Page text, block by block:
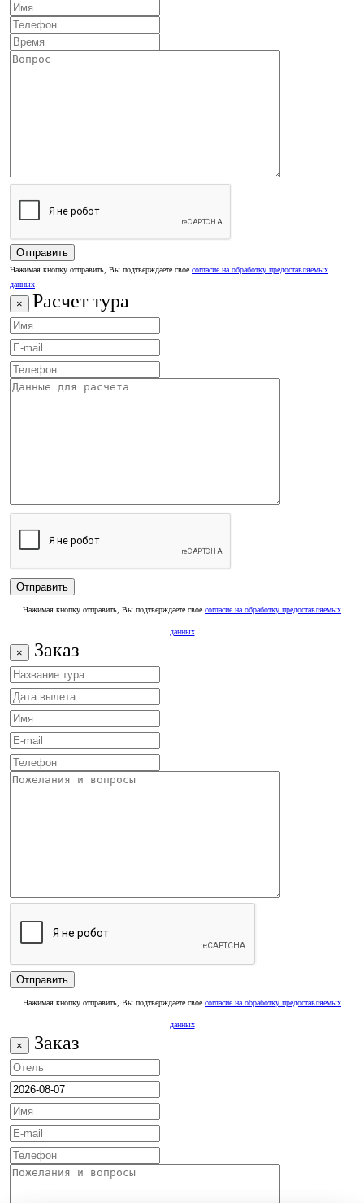
Нажимая кнопку отправить, Вы подтверждаете свое согласие на обработку предоставляемых
данных
× Расчет тура
Нажимая кнопку отправить, Вы подтверждаете свое согласие на обработку предоставляемых
данных
× Заказ
Нажимая кнопку отправить, Вы подтверждаете свое согласие на обработку предоставляемых
данных
× Заказ